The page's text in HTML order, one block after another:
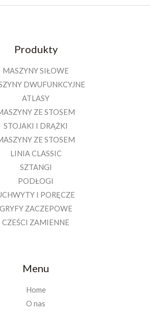
Produkty
MASZYNY SIŁOWE
DWUFUNKCYJNE
ATLASY
ZE STOSEM
STOJAKI I DRĄŻKI
ZE STOSEM
LINIA CLASSIC
SZTANGI
PODŁOGI
I PORĘCZE
GRYFY ZACZEPOWE
CZEŚCI ZAMIENNE
Menu
Home
O nas